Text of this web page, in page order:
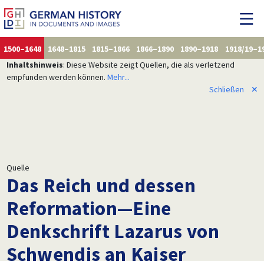
1500–1648 1648–1815 1815–1866 1866–1890 1890–1918
1918/
Inhaltshinweis: Diese Website zeigt Quellen, die als verletzend
empfunden werden können. Mehr...
Schließen
✕
Quelle
Das Reich und dessen
Reformation—Eine
Denkschrift Lazarus von
Schwendis an Kaiser